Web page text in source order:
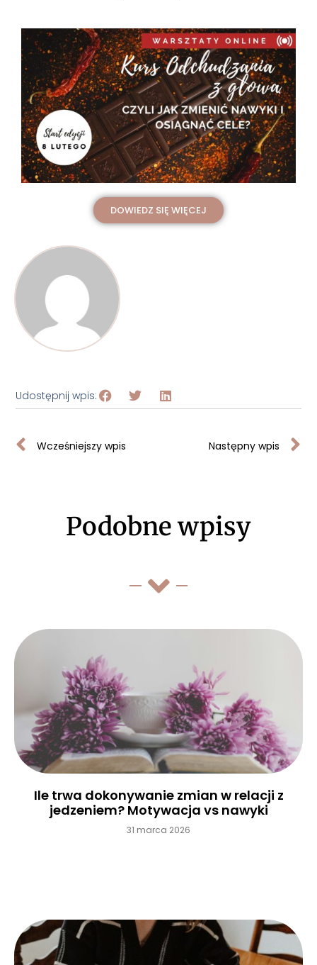
DOWIEDZ SIĘ WIĘCEJ
Udostępnij wpis:
Wcześniejszy wpis Następny wpis
Podobne wpisy
Ile trwa dokonywanie zmian w relacji z
jedzeniem? Motywacja vs nawyki
31 marca 2026